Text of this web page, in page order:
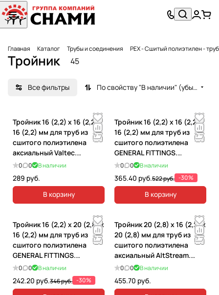
Главная Каталог Трубы и соединения PEX - Сшитый полиэтилен -
Тройник 45
Все фильтры По свойству "В наличии" (убывание)
Тройник 16 (2,2) х 16 (2,2) х
16 (2,2) мм для труб из
сшитого полиэтилена
аксиальный Valtec.
VTm.431.G.161616
0 0 В наличии
289 руб.
В корзину
Тройник 16 (2,2) х 16 (2,2) х
16 (2,2) мм для труб из
сшитого полиэтилена
GENERAL FITTINGS.
340010H162200A
0 0 В наличии
365.40 руб.522 руб. -30%
В корзину
Тройник 16 (2,2) x 20 (2,8) x
16 (2,2) мм для труб из
сшитого полиэтилена
GENERAL FITTINGS.
340013H586858A
0 0 В наличии
242.20 руб.346 руб. -30%
Тройник 20 (2,8) х 16 (2,2) х
20 (2,8) мм для труб из
сшитого полиэтилена
аксиальный AltStream.
035040203
0 0 В наличии
455.70 руб.